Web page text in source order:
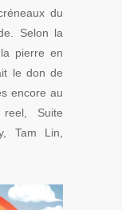
du
Selon la
pierre en
le don de
encore au
reel, Suite
Tam Lin,